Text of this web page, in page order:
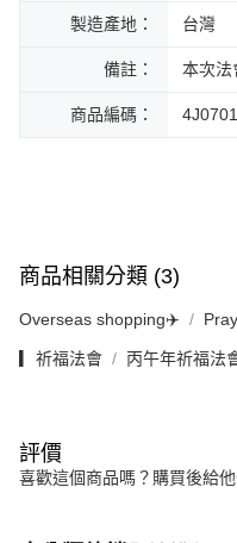
製造產地： 台灣
備註： 本次法
商品編碼：
商品相關分類 (3)
Overseas shopping✈️
▎祈福法會 丙午年祈福法
評價
喜歡這個商品嗎？購買後給